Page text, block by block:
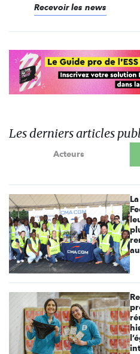
Recevoir les news
Les derniers articles
Acteurs